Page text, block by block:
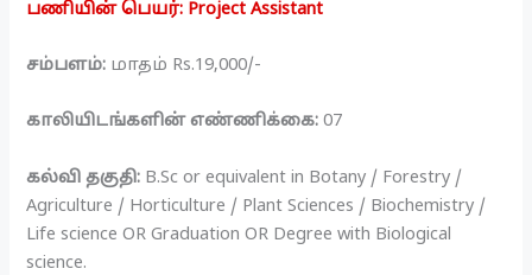
பணியின் பெயர்: Project Assistant
சம்பளம்: மாதம் Rs.19,000/-
காலியிடங்களின் எண்ணிக்கை: 07
கல்வி தகுதி: B.Sc or equivalent in Botany / Forestry /
Agriculture / Horticulture / Plant Sciences / Biochemistry /
Life science OR Graduation OR Degree with Biological
science.